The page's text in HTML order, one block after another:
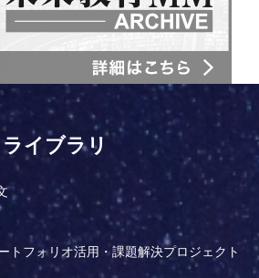
ライブラリ
トフォリオ活用・課題解決プロジェクト